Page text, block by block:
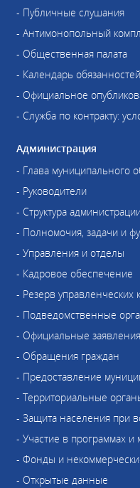
- Публичные слушания
- Антимонопольный
- Общественная палата
- Календарь
- Официальное
- Служба по контракту:
Администрация
- Глава муниципального
- Руководители
- Структура
- Полномочия, задачи и
- Управления и отделы
- Кадровое обеспечение
- Резерв управленческих
- Подведомственные
- Официальные
- Обращения граждан
- Предоставление
- Территориальные
- Защита населения при
- Участие в программах
- Фонды и
- Открытые данные